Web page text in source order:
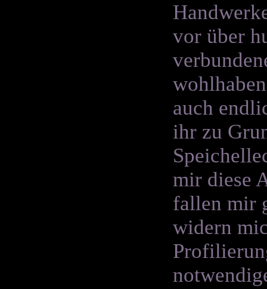
vor über
auch
ihr zu
mir diese
fallen mir
widern